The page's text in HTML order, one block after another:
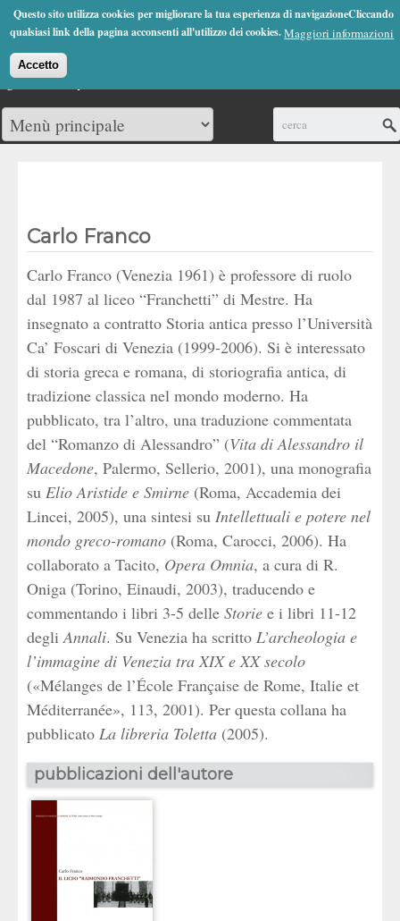
Questo sito utilizza cookies per migliorare la tua esperienza di navigazioneCliccando
qualsiasi link della pagina acconsenti all'utilizzo dei cookies.Maggiori informazioni
Accetto
Jump to Navigation
(0)
Carlo Franco
Carlo Franco (Venezia 1961) è professore di ruolo
dal 1987 al liceo “Franchetti” di Mestre. Ha
insegnato a contratto Storia antica presso l’Università
Ca’ Foscari di Venezia (1999-2006). Si è interessato
di storia greca e romana, di storiografia antica, di
tradizione classica nel mondo moderno. Ha
pubblicato, tra l’altro, una traduzione commentata
del “Romanzo di Alessandro” (Vita di Alessandro il
Macedone, Palermo, Sellerio, 2001), una monografia
su Elio Aristide e Smirne (Roma, Accademia dei
Lincei, 2005), una sintesi su Intellettuali e potere nel
mondo greco-romano (Roma, Carocci, 2006). Ha
collaborato a Tacito, Opera Omnia, a cura di R.
Oniga (Torino, Einaudi, 2003), traducendo e
commentando i libri 3-5 delle Storie e i libri 11-12
degliAnnali. Su Venezia ha scritto L’archeologia e
l’immagine di Venezia tra XIX e XX secolo
(«Mélanges de l’École Française de Rome, Italie et
Méditerranée», 113, 2001). Per questa collana ha
pubblicato La libreria Toletta (2005).
pubblicazioni dell'autore